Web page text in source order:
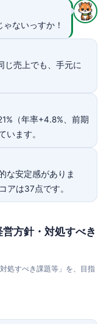
ないっすか！
じ売上でも、手元に
（年率+4.8%、前期
います。
な安定感がありま
アは37点です。
方針・対処すべき
処すべき課題等」を、目指